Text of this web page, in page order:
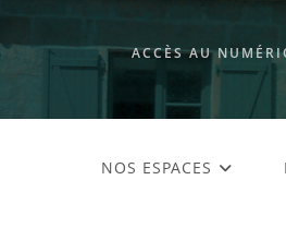
ACCÈS AU
NOS ESPACES